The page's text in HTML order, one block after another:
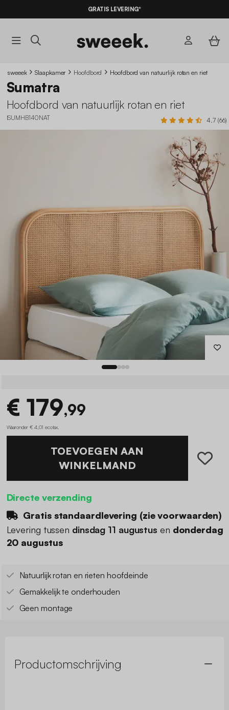
GRATIS LEVERING*
sweeek Slaapkamer Hoofdbord Hoofdbord van natuurlijk rotan en riet
Sumatra
Hoofdbord van natuurlijk rotan en riet
ISUMHB140NAT 4.7 (66)
€ 179,99
Waaronder € 4,01 ecotax
TOEVOEGEN AAN
WINKELMAND
Directe verzending
Gratis standaardlevering (zie voorwaarden)
Levering tussen dinsdag 11 augustus en donderdag
20 augustus
Natuurlijk rotan en rieten hoofdeinde
Gemakkelijk te onderhouden
Geen montage
Productomschrijving